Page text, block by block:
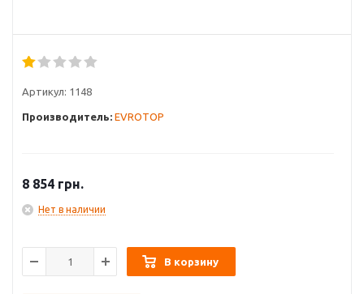
Артикул: 1148
Производитель: EVROTOP
8 854 грн.
Нет в наличии
В корзину